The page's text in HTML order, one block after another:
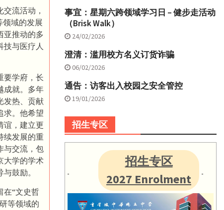
流活动，
领域的发展
亚推动的多
技与医疗人
要学府，长
成就。多年
发热、贡献
求。他希望
谊，建立更
续发展的重
与交流，包
大学的学术
鼓励。
在“文史哲
等领域的
事宜：星期六跨领域学习日 – 健步走活动
（Brisk Walk）
24/02/2026
澄清：滥用校方名义订货诈骗
06/02/2026
通告：访客出入校园之安全管控
19/01/2026
招生专区
招生专区
2027 Enrolment